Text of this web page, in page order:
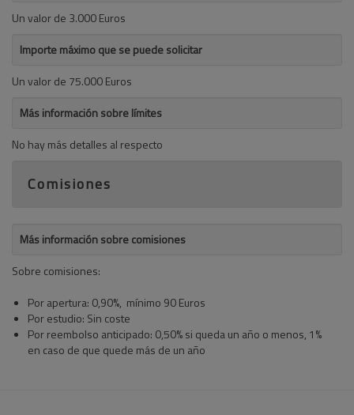
Un valor de 3.000 Euros
Importe máximo que se puede solicitar
Un valor de 75.000 Euros
Más información sobre límites
No hay más detalles al respecto
Comisiones
Más información sobre comisiones
Sobre comisiones:
Por apertura: 0,90%, mínimo 90 Euros
Por estudio: Sin coste
Por reembolso anticipado: 0,50% si queda un año o menos, 1%
en caso de que quede más de un año